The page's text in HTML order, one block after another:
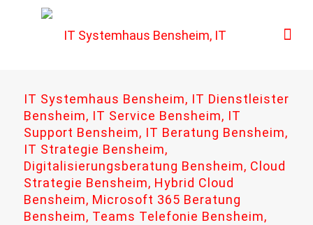
IT Systemhaus Bensheim, IT Dienstleister
Bensheim, IT Service Bensheim, IT
Support Bensheim, IT Beratung Bensheim,
IT Strategie Bensheim,
Digitalisierungsberatung Bensheim, Cloud
Strategie Bensheim, Hybrid Cloud
Bensheim, Microsoft 365 Beratung
Bensheim, Teams Telefonie Bensheim,